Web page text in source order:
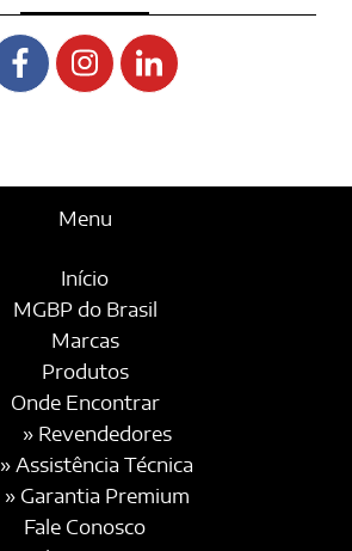
Menu
Início
MGBP do Brasil
Marcas
Produtos
Onde Encontrar
» Revendedores
» Assistência Técnica
» Garantia Premium
Fale Conosco